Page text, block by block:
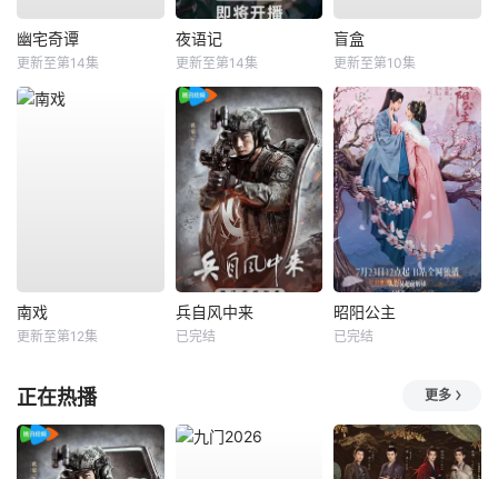
幽宅奇谭
更新至第14集
夜语记
更新至第14集
盲盒
更新至第10集
南戏
更新至第12集
兵自风中来
已完结
昭阳公主
已完结
正在热播 更多